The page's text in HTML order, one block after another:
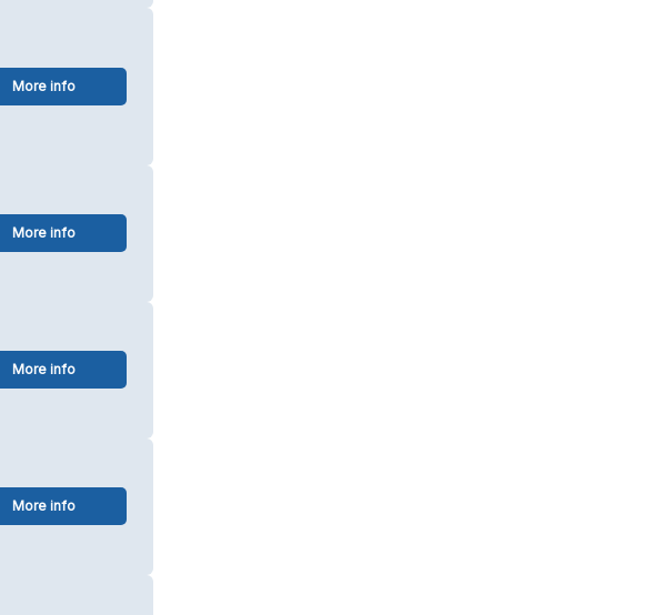
More info
More info
More info
More info